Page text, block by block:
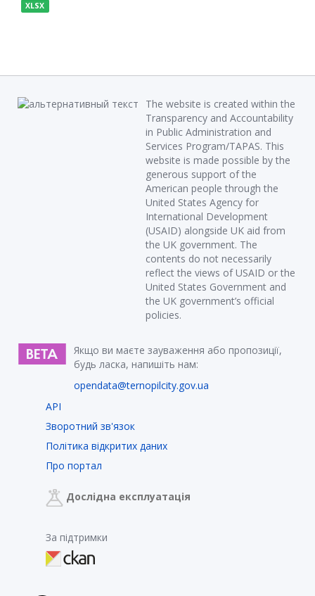
XLSX
The website is created within the
Transparency and Accountability
in Public Administration and
Services Program/TAPAS. This
website is made possible by the
generous support of the
American people through the
United States Agency for
International Development
(USAID) alongside UK aid from
the UK government. The
contents do not necessarily
reflect the views of USAID or the
United States Government and
the UK government’s official
policies.
Якщо ви маєте зауваження або пропозиції,
будь ласка, напишіть нам:
opendata@ternopilcity.gov.ua
API
Зворотний зв'язок
Політика відкритих даних
Про портал
Дослідна експлуатація
За підтримки